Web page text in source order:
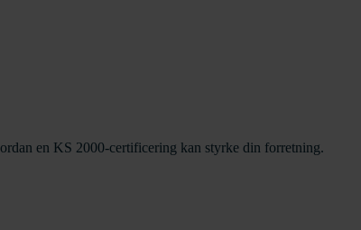
en KS 2000-certificering kan styrke din forretning.